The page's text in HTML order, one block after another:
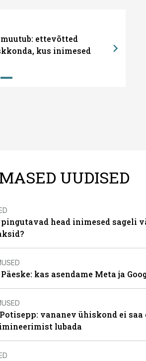
ettevõtted
kus inimesed
UUDISED
head inimesed sageli
kas asendame Meta ja
vananev ühiskond ei
lubada